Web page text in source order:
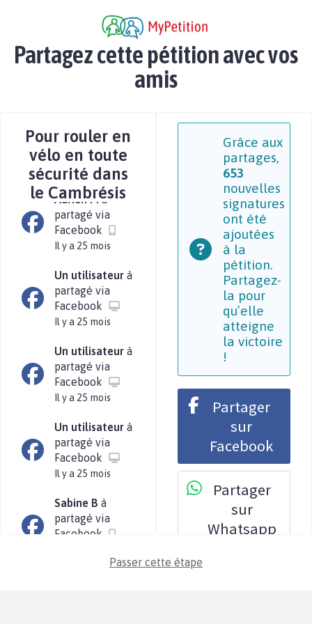
Partagez cette pétition avec vos
amis
Pour rouler en
vélo en toute
sécurité dans
le Cambrésis
Usagers Cà partagé
partagé via
Facebook
Il y a 25 mois
Adrien Mà
partagé via
Facebook
Il y a 25 mois
Un utilisateur à
partagé via
Facebook
Il y a 25 mois
Un utilisateur à
partagé via
Facebook
Il y a 25 mois
Un utilisateur à
partagé via
Facebook
Il y a 25 mois
Sabine B à
partagé via
Facebook
Grâce aux
partages,
653
nouvelles
signatures
ont été
ajoutées
à la
pétition.
Partagez-
la pour
qu’elle
atteigne
la victoire
!
Partager
sur
Facebook
Partager
sur
Whatsapp
Passer cette étape